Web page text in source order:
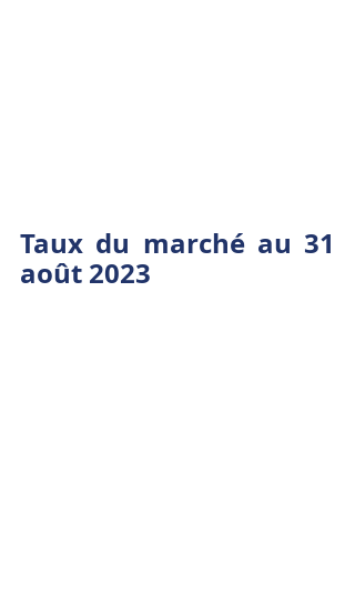
Taux du marché au 31
août 2023